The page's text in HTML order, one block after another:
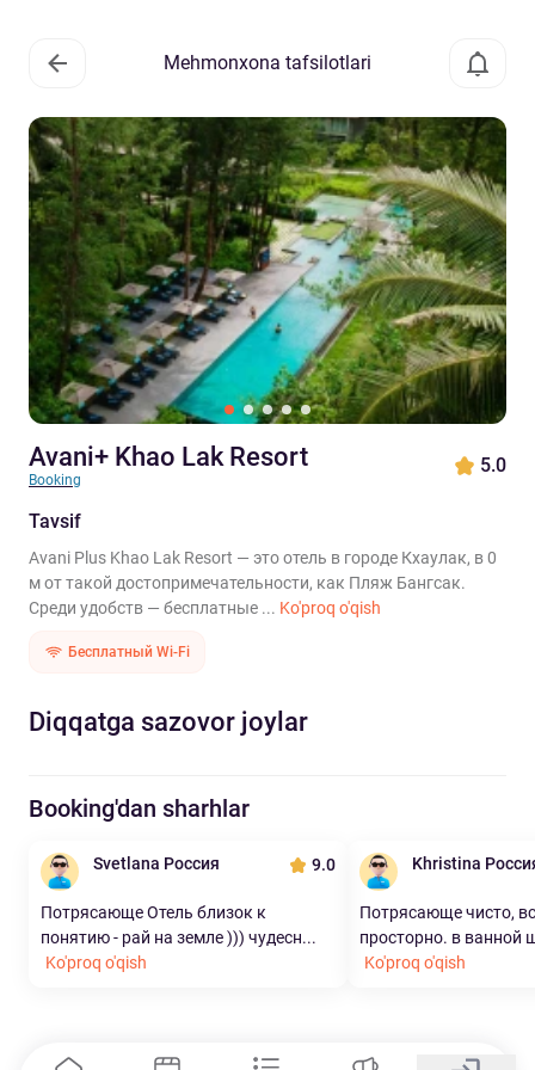
Mehmonxona tafsilotlari
Avani+ Khao Lak Resort
Booking
5.0
Tavsif
Avani Plus Khao Lak Resort — это отель в городе Кхаулак, в 0
м от такой достопримечательности, как Пляж Бангсак.
Среди удобств — бесплатные ... Ko'proq o'qish
Бесплатный Wi-Fi
Diqqatga sazovor joylar
Booking'dan sharhlar
Svetlana Россия 9.0
Потрясающе Отель близок к
понятию - рай на земле ))) чудесн...
Ko'proq o'qish
Khristina
Потрясающе чисто,
просторно. в ванной
Ko'proq o'qish